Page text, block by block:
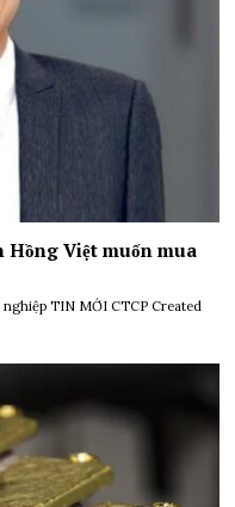
Hồng Việt muốn mua
TIN MỚI CTCP Created